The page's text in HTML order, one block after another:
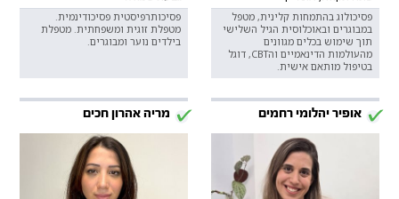
פסיכולוג בהתמחות קלינית, מטפל
במבוגרים ובאוכלוסית הגיל השלישי
תוך שימוש בכלים מגוונים
מהעולמות הדינאמיים והCBT, דוגל
בטיפול מותאם אישית.
פסיכותרפיסטית פסיכודינמית.
מטפלת זוגית ומשפחתית. מטפלת
בילדים נוער ומבוגרים.
אופיר יהלומי רחמים מריה אהרון חכים